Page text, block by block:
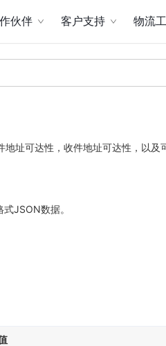
伙伴 客户支持 物流
址可达性，收件地址可达性，以及
JSON数据。